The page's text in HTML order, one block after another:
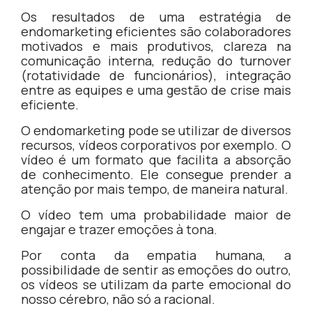
Os resultados de uma estratégia de
endomarketing eficientes são colaboradores
motivados e mais produtivos, clareza na
comunicação interna, redução do turnover
(rotatividade de funcionários), integração
entre as equipes e uma gestão de crise mais
eficiente.
O endomarketing pode se utilizar de diversos
recursos, vídeos corporativos por exemplo. O
vídeo é um formato que facilita a absorção
de conhecimento. Ele consegue prender a
atenção por mais tempo, de maneira natural.
O vídeo tem uma probabilidade maior de
engajar e trazer emoções à tona.
Por conta da empatia humana, a
possibilidade de sentir as emoções do outro,
os vídeos se utilizam da parte emocional do
nosso cérebro, não só a racional.